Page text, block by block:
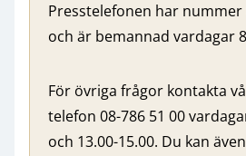
Presstelefonen har nummer
och är bemannad vardagar
För övriga frågor kontakta
telefon 08-786 51 00
och 13.00-15.00. Du kan